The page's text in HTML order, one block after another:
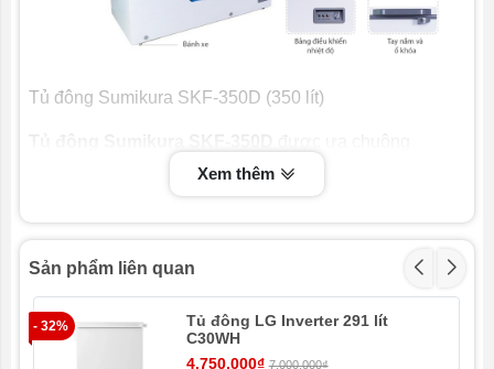
Tủ đông Sumikura SKF-350D (350 lít)
thiết kế 2 ngăn 2 cánhtiện ích. Kích thước tủ
1329*575*832 mm, dung tích 350L phù hợp cho những
cửa hàng có nhu cầu trữ lượng thực phẩm vừa. Cụ thể
Xem thêm
Sản phẩm liên quan
- 32%
Tủ đông LG Inverter 291 lít
C30WH
4.750.000₫ 7.000.000₫